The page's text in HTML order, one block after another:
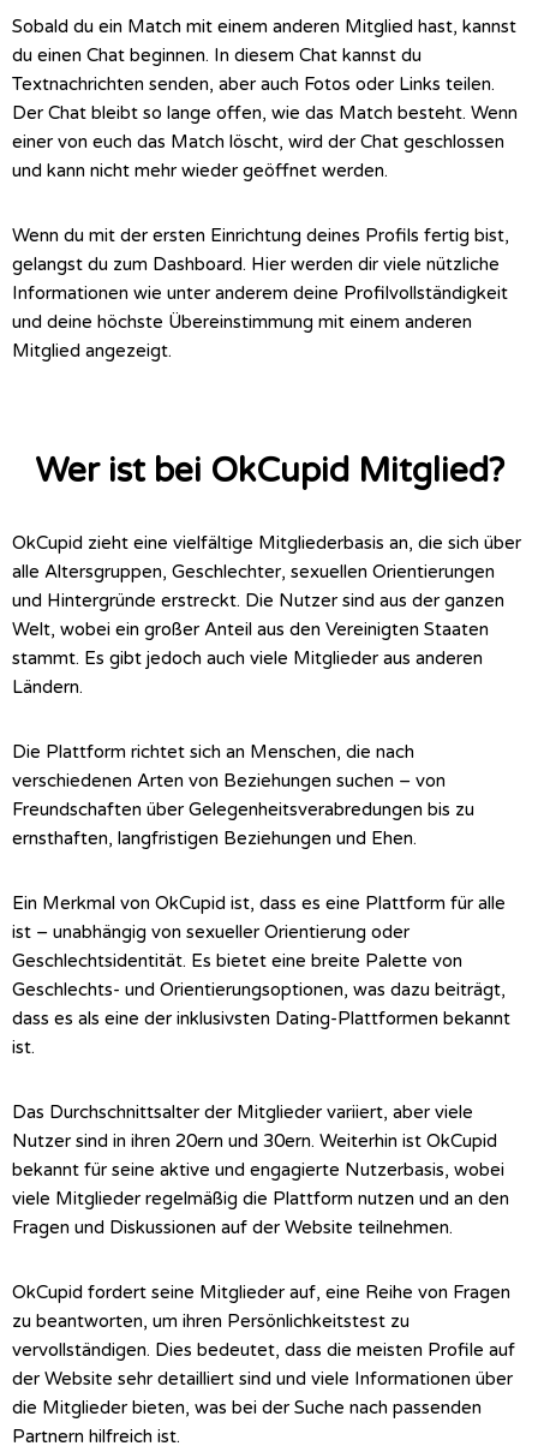
Sobald du ein Match mit einem anderen Mitglied hast, kannst
du einen Chat beginnen. In diesem Chat kannst du
Textnachrichten senden, aber auch Fotos oder Links teilen.
Der Chat bleibt so lange offen, wie das Match besteht. Wenn
einer von euch das Match löscht, wird der Chat geschlossen
und kann nicht mehr wieder geöffnet werden.
Wenn du mit der ersten Einrichtung deines Profils fertig bist,
gelangst du zum Dashboard. Hier werden dir viele nützliche
Informationen wie unter anderem deine Profilvollständigkeit
und deine höchste Übereinstimmung mit einem anderen
Mitglied angezeigt.
Wer ist bei OkCupid Mitglied?
OkCupid zieht eine vielfältige Mitgliederbasis an, die sich über
alle Altersgruppen, Geschlechter, sexuellen Orientierungen
und Hintergründe erstreckt. Die Nutzer sind aus der ganzen
Welt, wobei ein großer Anteil aus den Vereinigten Staaten
stammt. Es gibt jedoch auch viele Mitglieder aus anderen
Ländern.
Die Plattform richtet sich an Menschen, die nach
verschiedenen Arten von Beziehungen suchen – von
Freundschaften über Gelegenheitsverabredungen bis zu
ernsthaften, langfristigen Beziehungen und Ehen.
Ein Merkmal von OkCupid ist, dass es eine Plattform für alle
ist – unabhängig von sexueller Orientierung oder
Geschlechtsidentität. Es bietet eine breite Palette von
Geschlechts- und Orientierungsoptionen, was dazu beiträgt,
dass es als eine der inklusivsten Dating-Plattformen bekannt
ist.
Das Durchschnittsalter der Mitglieder variiert, aber viele
Nutzer sind in ihren 20ern und 30ern. Weiterhin ist OkCupid
bekannt für seine aktive und engagierte Nutzerbasis, wobei
viele Mitglieder regelmäßig die Plattform nutzen und an den
Fragen und Diskussionen auf der Website teilnehmen.
OkCupid fordert seine Mitglieder auf, eine Reihe von Fragen
zu beantworten, um ihren Persönlichkeitstest zu
vervollständigen. Dies bedeutet, dass die meisten Profile auf
der Website sehr detailliert sind und viele Informationen über
die Mitglieder bieten, was bei der Suche nach passenden
Partnern hilfreich ist.